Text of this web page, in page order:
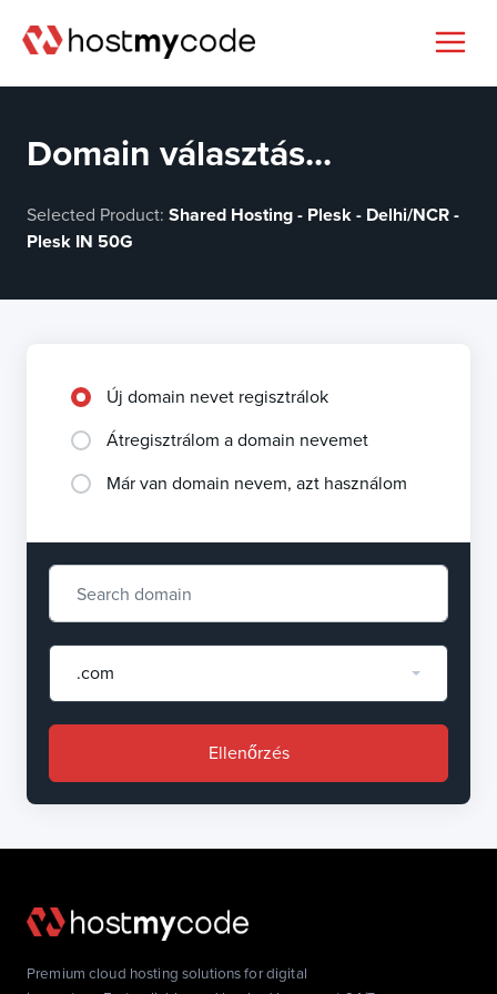
Domain választás...
Selected Product: Shared Hosting - Plesk - Delhi/NCR -
Plesk IN 50G
Új domain nevet regisztrálok
Átregisztrálom a domain nevemet
Már van domain nevem, azt használom
.com
Ellenőrzés
Premium cloud hosting solutions for digital